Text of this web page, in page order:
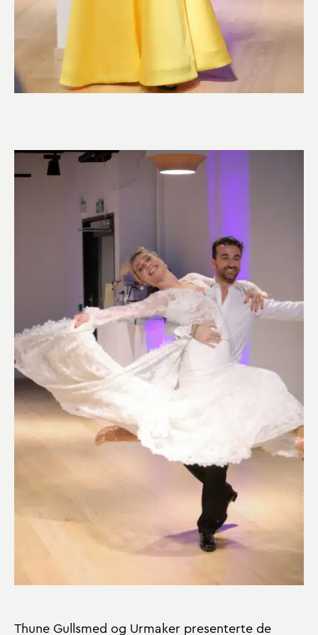
Thune Gullsmed og Urmaker presenterte de